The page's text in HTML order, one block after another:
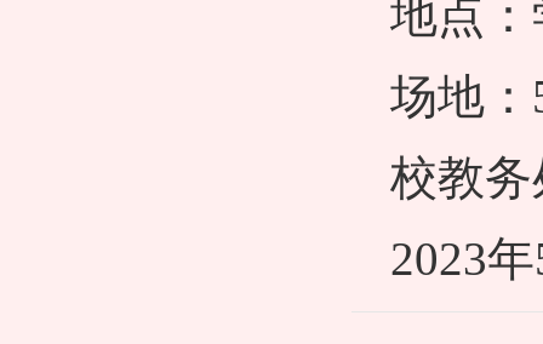
地点
场地
校教
2023